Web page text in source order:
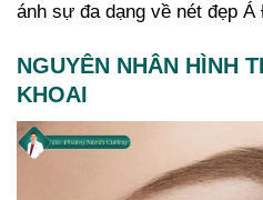
ánh sự đa dạng về nét đẹp Á
NGUYÊN NHÂN HÌNH
KHOAI